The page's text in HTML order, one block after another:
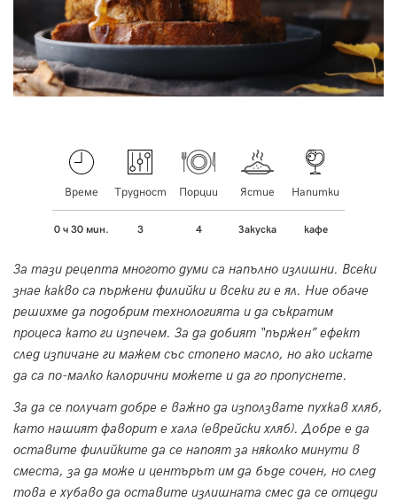
Време
0 ч 30 мин.
Трудност
3
Порции
4
Ястие
Закуска
Напитки
кафе
За тази рецепта многото думи са напълно излишни. Всеки
знае какво са пържени филийки и всеки ги е ял. Ние обаче
решихме да подобрим технологията и да съкратим
процеса като ги изпечем. За да добият “пържен” ефект
след изпичане ги мажем със стопено масло, но ако искате
да са по-малко калорични можете и да го пропуснете.
За да се получат добре е важно да използвате пухкав хляб,
като нашият фаворит е хала (еврейски хляб). Добре е да
оставите филийките да се напоят за няколко минути в
сместа, за да може и центърът им да бъде сочен, но след
това е хубаво да оставите излишната смес да се отцеди